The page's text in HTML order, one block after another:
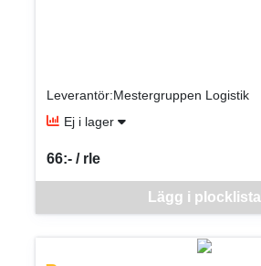
Leverantör:Mestergruppen Logistik
Ej i lager
Lägg i plocklista
66:- / rle
SEK per RLE